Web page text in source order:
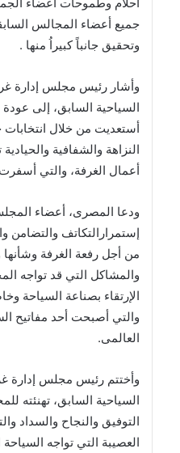
جميع أعضاء المجالس
وتحقيق جانباً كبيراُ منها .
وأشار رئيس مجلس إدارة
السياحية السابق، إلى
أستعديت من خلال
النزاهة والشفافية
أعمال الغرفة، والتي
ودعا المصرى، أعضاء
إستمرارالتكاتف والتضامن
من أجل رفعة الغرفة وشأنها
والمشاكل التي قد تواجه
الإرتقاء بصناعة السياحة
والتي أصبحت أحد مفاتيح
العالمى.
وأختتم رئيس مجلس إدارة
السياحية السابق، تهنئته
التوفيق والنجاح والسداد
العصيبة التي تواجه